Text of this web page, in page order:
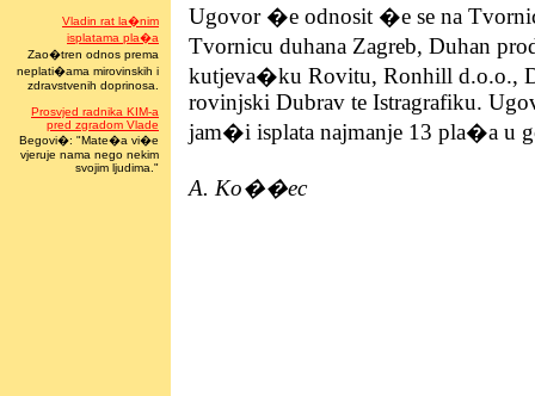
Vladin rat la�nim
isplatama pla�a
Zao�tren odnos prema
neplati�ama mirovinskih i
zdravstvenih doprinosa.
Prosvjed radnika KIM-a
pred zgradom Vlade
Begovi�: "Mate�a vi�e
vjeruje nama nego nekim
svojim ljudima."
Ugovor �e odnosit �e se na
Tvornicu duhana Zagreb, Duhan
kutjeva�ku Rovitu, Ronhill d.o.o.,
rovinjski Dubrav te Istragrafiku.
jam�i isplata najmanje 13 pla�a u
A. Ko��ec